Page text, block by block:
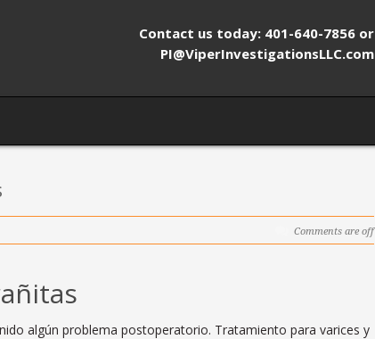
Contact us today: 401-640-7856 or
PI@ViperInvestigationsLLC.com
Comments are off
algún problema postoperatorio. Tratamiento para varices y